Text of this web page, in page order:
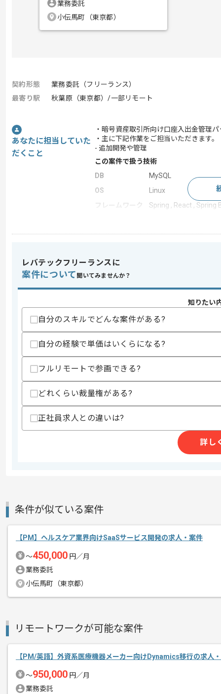
業務委託
小伝馬町（東京都）
契約形態
業務委託（フリーランス）
最寄り駅
秋葉原（東京都）/一部リモート
あなたに担当していた
だくこと
・暗号資産取引所向け口座入出金管理
・主に下記作業をご担当いただきます。
- 追加開発や管理
この案件で扱う技術
DB
MySQL
OS
Linux
フレームワーク
Spring , React , Spring
開発ツール
Docker , Git
業界
業務内容
スキル
求めるスキル
・プロジェクトリーダーとしての作業経
・要件定義～詳細設計の作業経験
歓迎スキル
・金融知見
・JavaおよびSpring(SpringBoot)を用い
・フロントエンド開発経験(Reactや
・保守経験
精算・お支払い
精算条件
支払いサイト
15日
その他募集要項
エージェントからのコ
メント
レバテックでの実績がある企業の案件で
レバテックフリーランスに
案件について 聞いてみませんか？
知りたい
自分のスキルでどんな案件がある?
自分の経験で単価はいくらになる?
フルリモートで参画できる?
どれくらい裁量権がある?
正社員求人との違いは?
詳し
条件が似ている案件
【PM】ヘルスケア業界向けSaaSサービス開発の求人・案件
〜450,000 円／月
業務委託
小伝馬町（東京都）
リモートワークが可能な案件
【PM/英語】外資系医療機器メーカー向けDynamics移行の求人
〜950,000 円／月
業務委託